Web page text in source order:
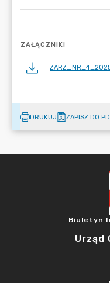
ZAŁĄCZNIKI
DRUKUJ ZAPISZ DO
Biuletyn
Urząd